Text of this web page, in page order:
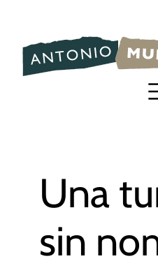
contenido
Una
sin